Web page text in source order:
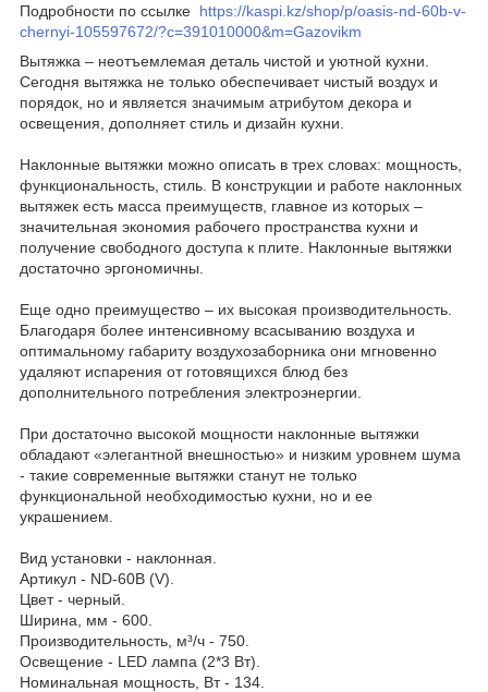
Подробности по ссылке https://kaspi.kz/shop/p/oasis-nd-60b-v-
chernyi-105597672/?c=391010000&m=Gazovikm
Вытяжка – неотъемлемая деталь чистой и уютной кухни.
Сегодня вытяжка не только обеспечивает чистый воздух и
порядок, но и является значимым атрибутом декора и
освещения, дополняет стиль и дизайн кухни.
Наклонные вытяжки можно описать в трех словах: мощность,
функциональность, стиль. В конструкции и работе наклонных
вытяжек есть масса преимуществ, главное из которых –
значительная экономия рабочего пространства кухни и
получение свободного доступа к плите. Наклонные вытяжки
достаточно эргономичны.
Еще одно преимущество – их высокая производительность.
Благодаря более интенсивному всасыванию воздуха и
оптимальному габариту воздухозаборника они мгновенно
удаляют испарения от готовящихся блюд без
дополнительного потребления электроэнергии.
При достаточно высокой мощности наклонные вытяжки
обладают «элегантной внешностью» и низким уровнем шума
- такие современные вытяжки станут не только
функциональной необходимостью кухни, но и ее
украшением.
Вид установки - наклонная.
Артикул - ND-60B (V).
Цвет - черный.
Ширина, мм - 600.
Производительность, м³/ч - 750.
Освещение - LED лампа (2*3 Вт).
Номинальная мощность, Вт - 134.